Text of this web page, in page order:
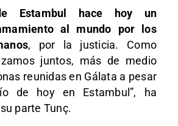
Estambul hace hoy un
al mundo por los
, por la justicia. Como
juntos, más de medio
reunidas en Gálata a pesar
de hoy en Estambul”, ha
parte Tunç.